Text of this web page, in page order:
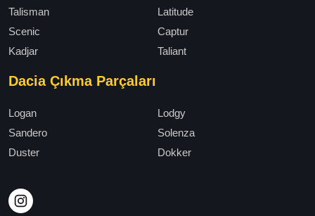
Talisman
Latitude
Scenic
Captur
Kadjar
Taliant
Dacia Çıkma Parçaları
Logan
Lodgy
Sandero
Solenza
Duster
Dokker